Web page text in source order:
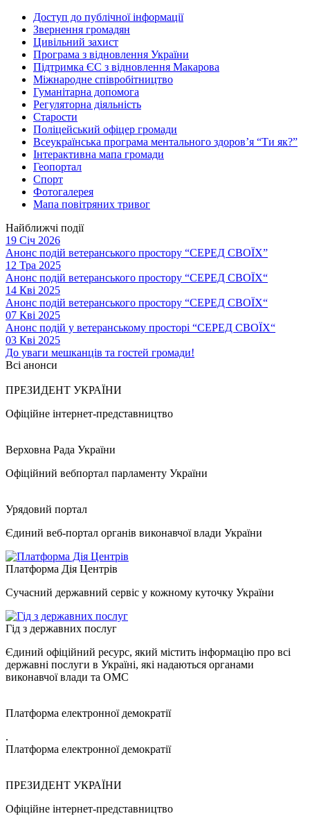
Доступ до публічної інформації
Звернення громадян
Цивільний захист
Програма з відновлення України
Підтримка ЄС з відновлення Макарова
Міжнародне співробітництво
Гуманітарна допомога
Регуляторна діяльність
Старости
Поліцейський офіцер громади
Всеукраїнська програма ментального здоров’я “Ти як?”
Інтерактивна мапа громади
Геопортал
Спорт
Фотогалерея
Мапа повітряних тривог
Найближчі події
19 Січ 2026
Анонс подій ветеранського простору “СЕРЕД СВОЇХ”
12 Тра 2025
Анонс подій ветеранського простору “СЕРЕД СВОЇХ“
14 Кві 2025
Анонс подій ветеранського простору “СЕРЕД СВОЇХ“
07 Кві 2025
Анонс подій у ветеранському просторі “СЕРЕД СВОЇХ“
03 Кві 2025
До уваги мешканців та гостей громади!
Всі анонси
ПРЕЗИДЕНТ УКРАЇНИ
Офіційне інтернет-представництво
Верховна Рада України
Офіційний вебпортал парламенту України
Урядовий портал
Єдиний веб-портал органів виконавчої влади України
Платформа Дія Центрів
Сучасний державний сервіс у кожному куточку України
Гід з державних послуг
Єдиний офіційний ресурс, який містить інформацію про всі
державні послуги в Україні, які надаються органами
виконавчої влади та ОМС
Платформа електронної демократії
.
Платформа електронної демократії
ПРЕЗИДЕНТ УКРАЇНИ
Офіційне інтернет-представництво